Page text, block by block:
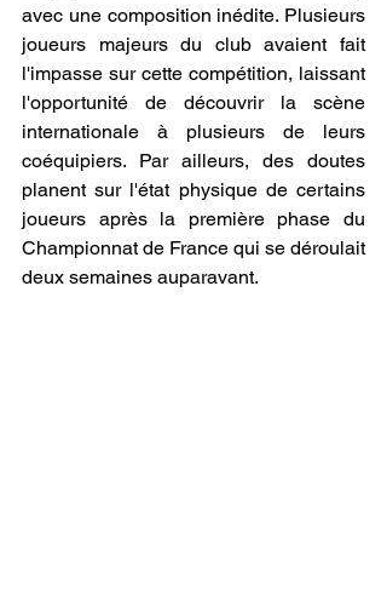
avec une composition inédite. Plusieurs
joueurs majeurs du club avaient fait
l'impasse sur cette compétition, laissant
l'opportunité de découvrir la scène
internationale à plusieurs de leurs
coéquipiers. Par ailleurs, des doutes
planent sur l'état physique de certains
joueurs après la première phase du
Championnat de France qui se déroulait
deux semaines auparavant.